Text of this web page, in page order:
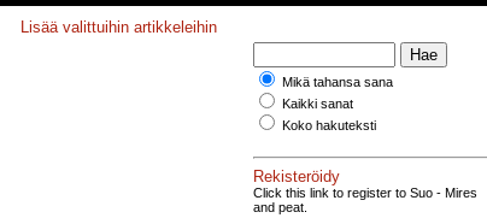
Lisää valittuihin artikkeleihin
Mikä tahansa sana
Kaikki sanat
Koko hakuteksti
Rekisteröidy
Click this link to register to Suo - Mires
and peat.